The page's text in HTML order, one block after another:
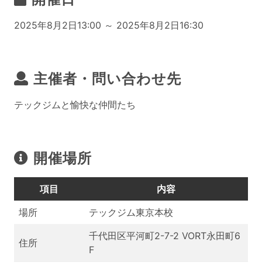
2025年8月2日13:00 ～ 2025年8月2日16:30
主催者・問い合わせ先
テックジムと愉快な仲間たち
開催場所
項目
内容
場所
テックジム東京本校
住所
千代田区平河町2-7-2 VORT永田町6
F